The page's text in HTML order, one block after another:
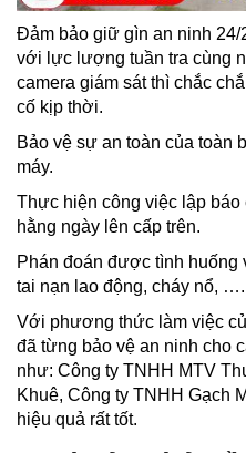
Đảm bảo giữ gìn an ninh 24/
với lực lượng tuần tra cùng
camera giám sát thì chắc
cố kịp thời.
Bảo vệ sự an toàn của toàn
máy.
Thực hiện công việc lập báo
hằng ngày lên cấp trên.
Phán đoán được tình huống
tai nạn lao động, cháy nổ, ….
Với phương thức làm việc
đã từng bảo vệ an ninh cho
như: Công ty TNHH MTV
Khuê, Công ty TNHH Gạch
hiệu quả rất tốt.